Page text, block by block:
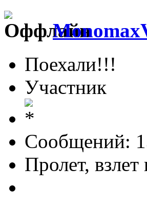
Поехали!!!
Участник
Сообщений:
Пролет, взлет